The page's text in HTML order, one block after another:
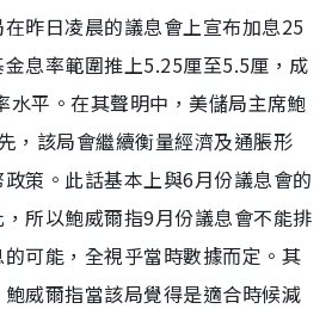
昨日凌晨的議息會上宣布加息25
息率範圍推上5.25厘至5.5厘，成
水平。在其聲明中，美儲局主席鮑
，該局會繼續衡量經濟及通脹形
策。此話基本上與6月份議息會的
所以鮑威爾指9月份議息會不能排
可能，全視乎當時數據而定。其
威爾指當該局覺得是適合時候減